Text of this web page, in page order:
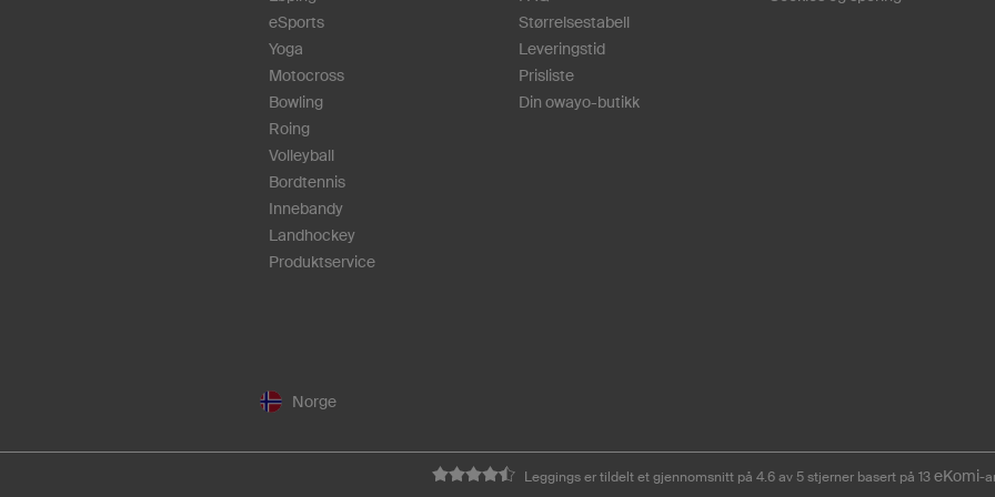
eSports
Yoga
Motocross
Bowling
Roing
Volleyball
Bordtennis
Innebandy
Landhockey
Produktservice
Størrelsestabell
Leveringstid
Prisliste
Din owayo-butikk
Norge
Leggings er tildelt et gjennomsnitt på 4.6 av 5 stjerner basert på 13 eKomi-